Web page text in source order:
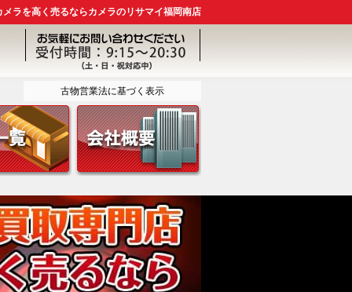
メラを高く売るならカメラのリサマイ福岡南店
古物営業法に基づく表示